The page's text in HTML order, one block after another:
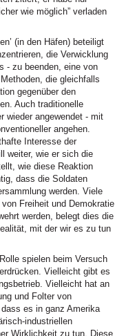
wie möglich” verladen
(in den Häfen) beteiligt
die Verwicklung
- zu beenden, eine von
die gleichfalls
gegenüber den
Auch traditionelle
wieder angewendet - mit
angehen.
Interesse der
weiter, wie er sich die
wie diese Reaktion
dass die Soldaten
werden. Viele
Freiheit und Demokratie
werden, belegt dies die
mit der wir es zu tun
spielen beim Versuch
Vielleicht gibt es
Vielleicht hat an
und Folter von
es in ganz Amerika
industriellen
Wirklichkeit zu tun. Diese